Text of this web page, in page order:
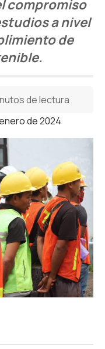
compromiso
a nivel
de
de 2024
de lectura